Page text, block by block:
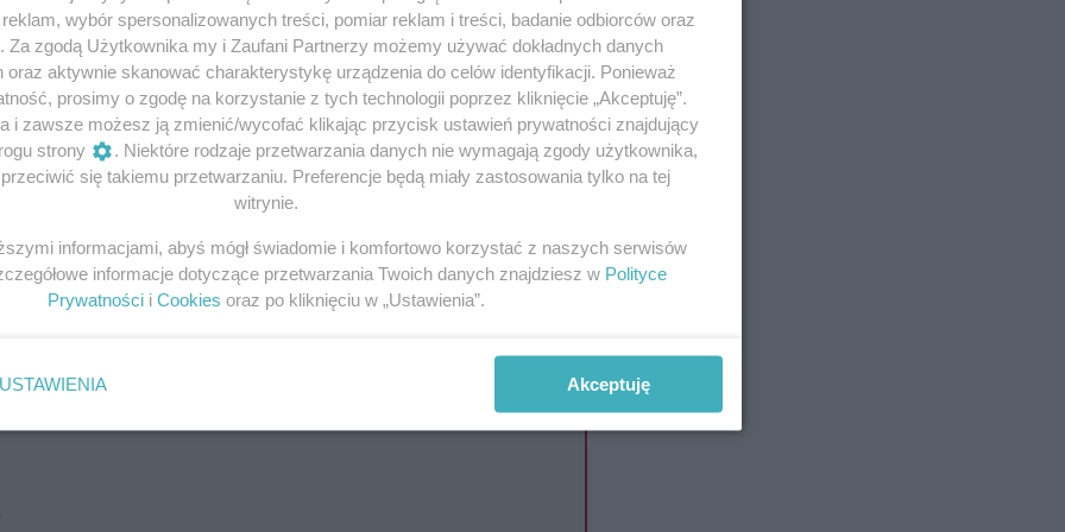
a dokładniej — walkami bokserskimi. Były one
w tym w Auschwitz, Sachsenhausen czy Neuengamme. I
strony stanowiły kolejną formę znęcania się nad więźniami, z
grupy społeczne oraz zawodowe. Nic zatem dziwnego, że
zawodowi bokserzy.Ich obecność w obozach szybko
organizować widowiska dostarczające im rozrywki
wspierające podtrzymywanie atmosfery terroru.
część artykułu pod ramką
wybór spersonalizowanych treści, pomiar reklam i treści, badanie odbiorców oraz
Za zgodą Użytkownika my i Zaufani Partnerzy możemy używać dokładnych danych
oraz aktywnie skanować charakterystykę urządzenia do celów identyfikacji. Ponieważ
prosimy o zgodę na korzystanie z tych technologii poprzez kliknięcie „Akceptuję”.
i zawsze możesz ją zmienić/wycofać klikając przycisk ustawień prywatności znajdujący
strony
. Niektóre rodzaje przetwarzania danych nie wymagają zgody użytkownika,
się takiemu przetwarzaniu. Preferencje będą miały zastosowania tylko na tej
witrynie.
informacjami, abyś mógł świadomie i komfortowo korzystać z naszych serwisów
informacje dotyczące przetwarzania Twoich danych znajdziesz w Polityce
Prywatności i Cookies oraz po kliknięciu w „Ustawienia”.
USTAWIENIA Akceptuję